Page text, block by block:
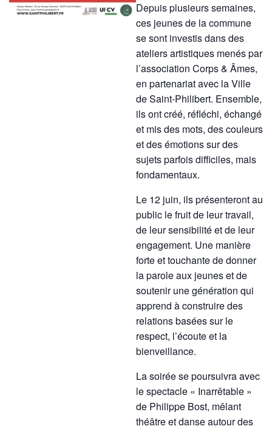
Depuis plusieurs semaines,
ces jeunes de la commune
se sont investis dans des
ateliers artistiques menés par
l’association Corps & Âmes,
en partenariat avec la Ville
de Saint-Philibert. Ensemble,
ils ont créé, réfléchi, échangé
et mis des mots, des couleurs
et des émotions sur des
sujets parfois difficiles, mais
fondamentaux.
Le 12 juin, ils présenteront au
public le fruit de leur travail,
de leur sensibilité et de leur
engagement. Une manière
forte et touchante de donner
la parole aux jeunes et de
soutenir une génération qui
apprend à construire des
relations basées sur le
respect, l’écoute et la
bienveillance.
La soirée se poursuivra avec
le spectacle « Inarrêtable »
de Philippe Bost, mêlant
théâtre et danse autour des